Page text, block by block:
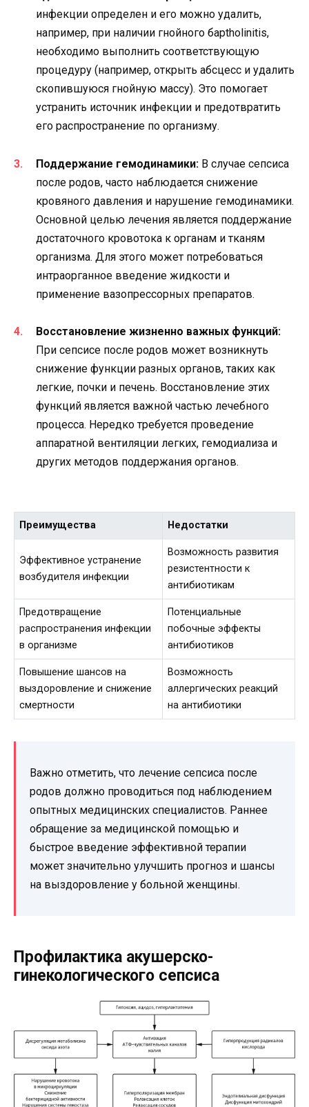
инфекции определен и его можно удалить,
например, при наличии гнойного барtholinitis,
необходимо выполнить соответствующую
процедуру (например, открыть абсцесс и удалить
скопившуюся гнойную массу). Это помогает
устранить источник инфекции и предотвратить
его распространение по организму.
Поддержание гемодинамики: В случае сепсиса
после родов, часто наблюдается снижение
кровяного давления и нарушение гемодинамики.
Основной целью лечения является поддержание
достаточного кровотока к органам и тканям
организма. Для этого может потребоваться
интраорганное введение жидкости и
применение вазопрессорных препаратов.
Восстановление жизненно важных функций:
При сепсисе после родов может возникнуть
снижение функции разных органов, таких как
легкие, почки и печень. Восстановление этих
функций является важной частью лечебного
процесса. Нередко требуется проведение
аппаратной вентиляции легких, гемодиализа и
других методов поддержания органов.
Преимущества Недостатки
Эффективное устранение
возбудителя инфекции
Возможность развития
резистентности к
антибиотикам
Предотвращение
распространения инфекции
в организме
Потенциальные
побочные эффекты
антибиотиков
Повышение шансов на
выздоровление и снижение
смертности
Возможность
аллергических реакций
на антибиотики
Важно отметить, что лечение сепсиса после
родов должно проводиться под наблюдением
опытных медицинских специалистов. Раннее
обращение за медицинской помощью и
быстрое введение эффективной терапии
может значительно улучшить прогноз и шансы
на выздоровление у больной женщины.
Профилактика акушерско-
гинекологического сепсиса